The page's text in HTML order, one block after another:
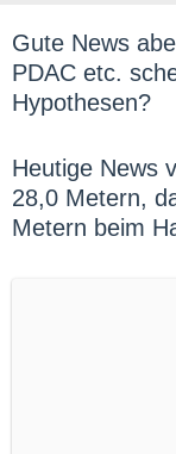
Gute News
PDAC etc.
Hypothesen?
Heutige News
28,0 Metern,
Metern beim